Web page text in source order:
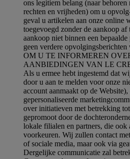
ons legitiem belang (naar
rechten en vrijheden) om u
geval u artikelen aan onze online
toegevoegd zonder de aankoop
aankoop niet binnen een
geen verdere opvolgingsberichten
OM U TE INFORMEREN
AANBIEDINGEN VAN LE
Als u ermee hebt ingestemd dat
door u aan te melden voor onze
account aanmaakt op de
gepersonaliseerde
over initiatieven met betrekking
gepromoot door de
lokale filialen en partners, die ook
voorkeuren. Wij zullen contact
of sociale media, maar ook via
Dergelijke communicatie zal